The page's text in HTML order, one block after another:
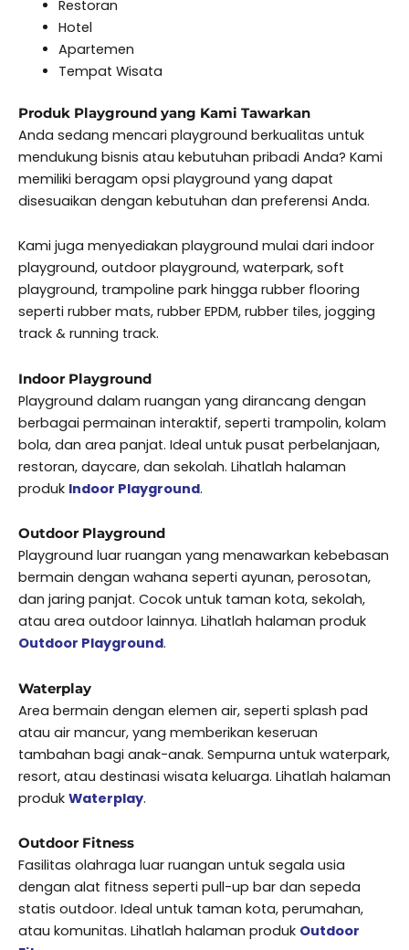
Restoran
Hotel
Apartemen
Tempat Wisata
Produk Playground yang Kami Tawarkan
Anda sedang mencari playground berkualitas untuk
mendukung bisnis atau kebutuhan pribadi Anda? Kami
memiliki beragam opsi playground yang dapat
disesuaikan dengan kebutuhan dan preferensi Anda.
Kami juga menyediakan playground mulai dari indoor
playground, outdoor playground, waterpark, soft
playground, trampoline park hingga rubber flooring
seperti rubber mats, rubber EPDM, rubber tiles, jogging
track & running track.
Indoor Playground
Playground dalam ruangan yang dirancang dengan
berbagai permainan interaktif, seperti trampolin, kolam
bola, dan area panjat. Ideal untuk pusat perbelanjaan,
restoran, daycare, dan sekolah. Lihatlah halaman
produk Indoor Playground.
Outdoor Playground
Playground luar ruangan yang menawarkan kebebasan
bermain dengan wahana seperti ayunan, perosotan,
dan jaring panjat. Cocok untuk taman kota, sekolah,
atau area outdoor lainnya. Lihatlah halaman produk
Outdoor Playground.
Waterplay
Area bermain dengan elemen air, seperti splash pad
atau air mancur, yang memberikan keseruan
tambahan bagi anak-anak. Sempurna untuk waterpark,
resort, atau destinasi wisata keluarga. Lihatlah halaman
produk Waterplay.
Outdoor Fitness
Fasilitas olahraga luar ruangan untuk segala usia
dengan alat fitness seperti pull-up bar dan sepeda
statis outdoor. Ideal untuk taman kota, perumahan,
atau komunitas. Lihatlah halaman produk Outdoor